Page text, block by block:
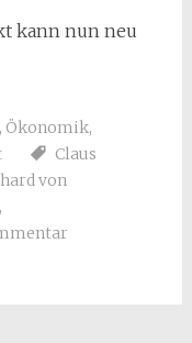
kann nun neu
Ökonomik,
Claus
von
,